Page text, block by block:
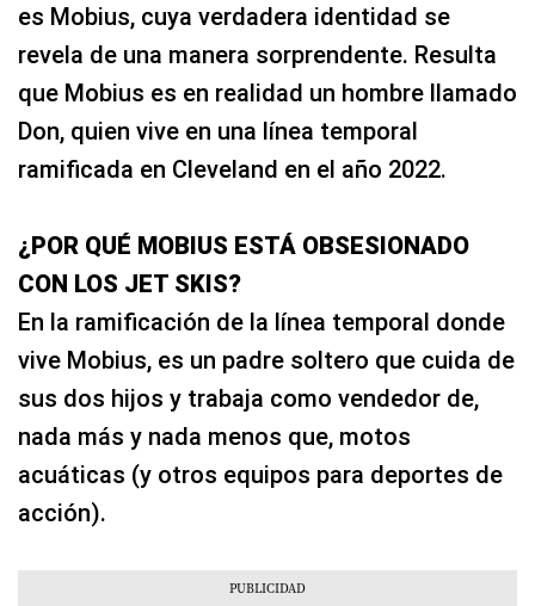
es Mobius, cuya verdadera identidad se
revela de una manera sorprendente. Resulta
que Mobius es en realidad un hombre llamado
Don, quien vive en una línea temporal
ramificada en Cleveland en el año 2022.
¿POR QUÉ MOBIUS ESTÁ OBSESIONADO
CON LOS JET SKIS?
En la ramificación de la línea temporal donde
vive Mobius, es un padre soltero que cuida de
sus dos hijos y trabaja como vendedor de,
nada más y nada menos que, motos
acuáticas (y otros equipos para deportes de
acción).